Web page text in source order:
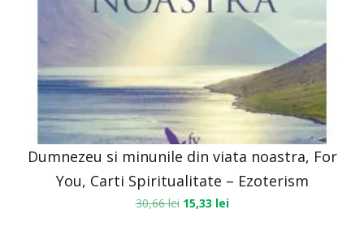
Dumnezeu si minunile din viata noastra, For
You, Carti Spiritualitate – Ezoterism
30,66lei 15,33 lei